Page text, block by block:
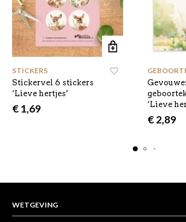
STICKERS
Stickervel 6 stickers
‘Lieve hertjes’
€1,69
‘Lieve
€2,89
WETGEVING